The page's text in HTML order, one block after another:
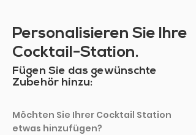
Personalisieren Sie Ihre
Cocktail-Station.
Fügen Sie das gewünschte
Zubehör hinzu:
Möchten Sie Ihrer Cocktail Station
etwas hinzufügen?